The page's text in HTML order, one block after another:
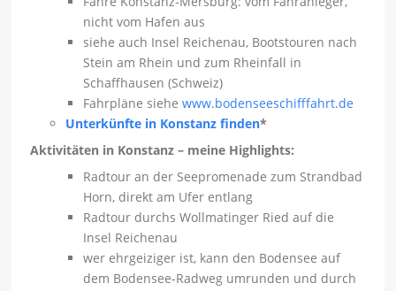
nicht vom Hafen aus
siehe auch Insel Reichenau, Bootstouren nach
Stein am Rhein und zum Rheinfall in
Schaffhausen (Schweiz)
Fahrpläne siehewww.bodenseeschifffahrt.de
Unterkünfte in Konstanz finden*
Aktivitäten in Konstanz – meine Highlights:
Radtour an der Seepromenade zum Strandbad
Horn, direkt am Ufer entlang
Radtour durchs Wollmatinger Ried auf die
Insel Reichenau
wer ehrgeiziger ist, kann den Bodensee auf
dem Bodensee-Radweg umrunden und durch